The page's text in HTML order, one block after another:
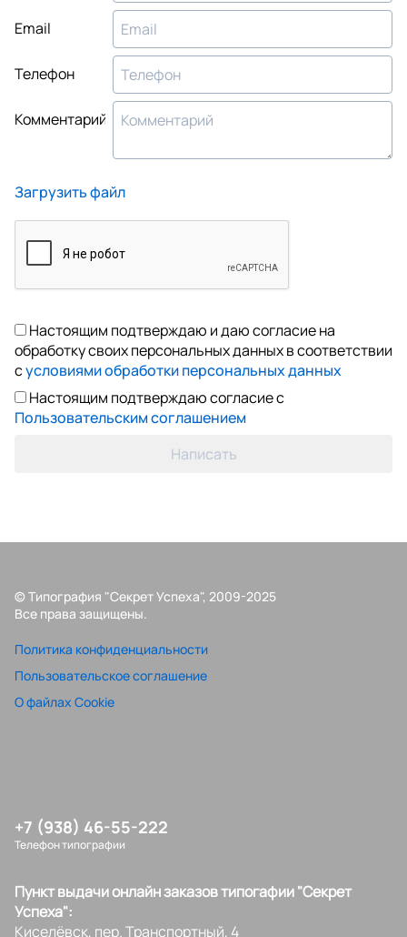
Email
Телефон
Комментарий
Загрузить файл
Настоящим подтверждаю и даю согласие на
обработку своих персональных данных в соответствии
сусловиями обработки персональных данных
Настоящим подтверждаю согласие с
Пользовательским соглашением
Написать
© Типография "Секрет Успеха", 2009-2025
Все права защищены.
Политика конфиденциальности
Пользовательское соглашение
О файлах Cookie
+7 (938) 46-55-222
Телефон типографии
Пункт выдачи онлайн заказов типогафии "Секрет
Успеха":
Киселёвск, пер. Транспортный, 4